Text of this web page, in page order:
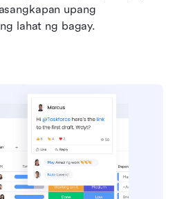
upang
lahat ng bagay.